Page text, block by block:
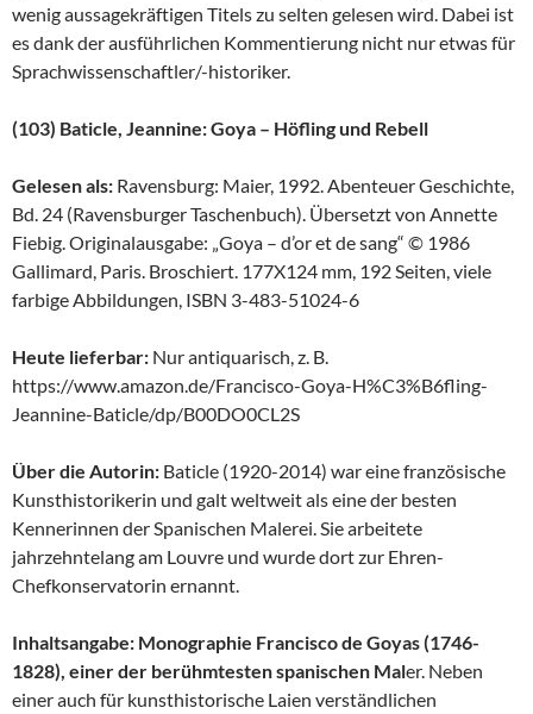
wenig aussagekräftigen Titels zu selten gelesen wird. Dabei ist
es dank der ausführlichen Kommentierung nicht nur etwas für
Sprachwissenschaftler/-historiker.
(103) Baticle, Jeannine: Goya – Höfling und Rebell
Gelesen als: Ravensburg: Maier, 1992. Abenteuer Geschichte,
Bd. 24 (Ravensburger Taschenbuch). Übersetzt von Annette
Fiebig. Originalausgabe: „Goya – d’or et de sang“ © 1986
Gallimard, Paris. Broschiert. 177X124 mm, 192 Seiten, viele
farbige Abbildungen, ISBN 3-483-51024-6
Heute lieferbar: Nur antiquarisch, z. B.
https://www.amazon.de/Francisco-Goya-H%C3%B6fling-
Jeannine-Baticle/dp/B00DO0CL2S
Über die Autorin: Baticle (1920-2014) war eine französische
Kunsthistorikerin und galt weltweit als eine der besten
Kennerinnen der Spanischen Malerei. Sie arbeitete
jahrzehntelang am Louvre und wurde dort zur Ehren-
Chefkonservatorin ernannt.
Inhaltsangabe: Monographie Francisco de Goyas (1746-
1828), einer der berühmtesten spanischen Maler. Neben
einer auch für kunsthistorische Laien verständlichen